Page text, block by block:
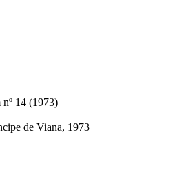
14 (1973)
de Viana, 1973